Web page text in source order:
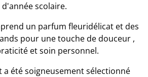
d'année scolaire.
un parfum fleuridélicat et des
pour une touche de douceur ,
et soin personnel.
a été soigneusement sélectionné